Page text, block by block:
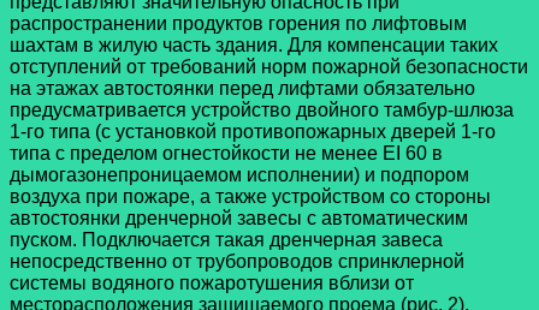
распространении продуктов горения по лифтовым
шахтам в жилую часть здания. Для компенсации таких
отступлений от требований норм пожарной безопасности
на этажах автостоянки перед лифтами обязательно
предусматривается устройство двойного тамбур-шлюза
1-го типа (с установкой противопожарных дверей 1-го
типа с пределом огнестойкости не менее EI 60 в
дымогазонепроницаемом исполнении) и подпором
воздуха при пожаре, а также устройством со стороны
автостоянки дренчерной завесы с автоматическим
пуском. Подключается такая дренчерная завеса
непосредственно от трубопроводов спринклерной
системы водяного пожаротушения вблизи от
месторасположения защищаемого проема (рис. 2).